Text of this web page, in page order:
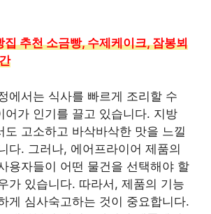
집 추천 소금빵, 수제케이크, 잠봉뵈
에서는 식사를 빠르게 조리할 수
어가 인기를 끌고 있습니다. 지방
도 고소하고 바삭바삭한 맛을 느낄
다. 그러나, 에어프라이어 제품의
용자들이 어떤 물건을 선택해야 할
가 있습니다. 따라서, 제품의 기능
게 심사숙고하는 것이 중요합니다.